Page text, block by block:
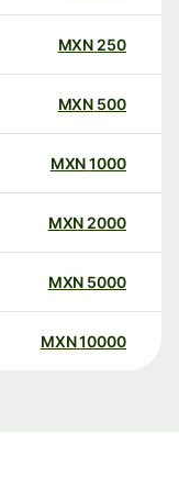
250
MXN
500
MXN
1000
MXN
2000
MXN
5000
MXN
10000
MXN